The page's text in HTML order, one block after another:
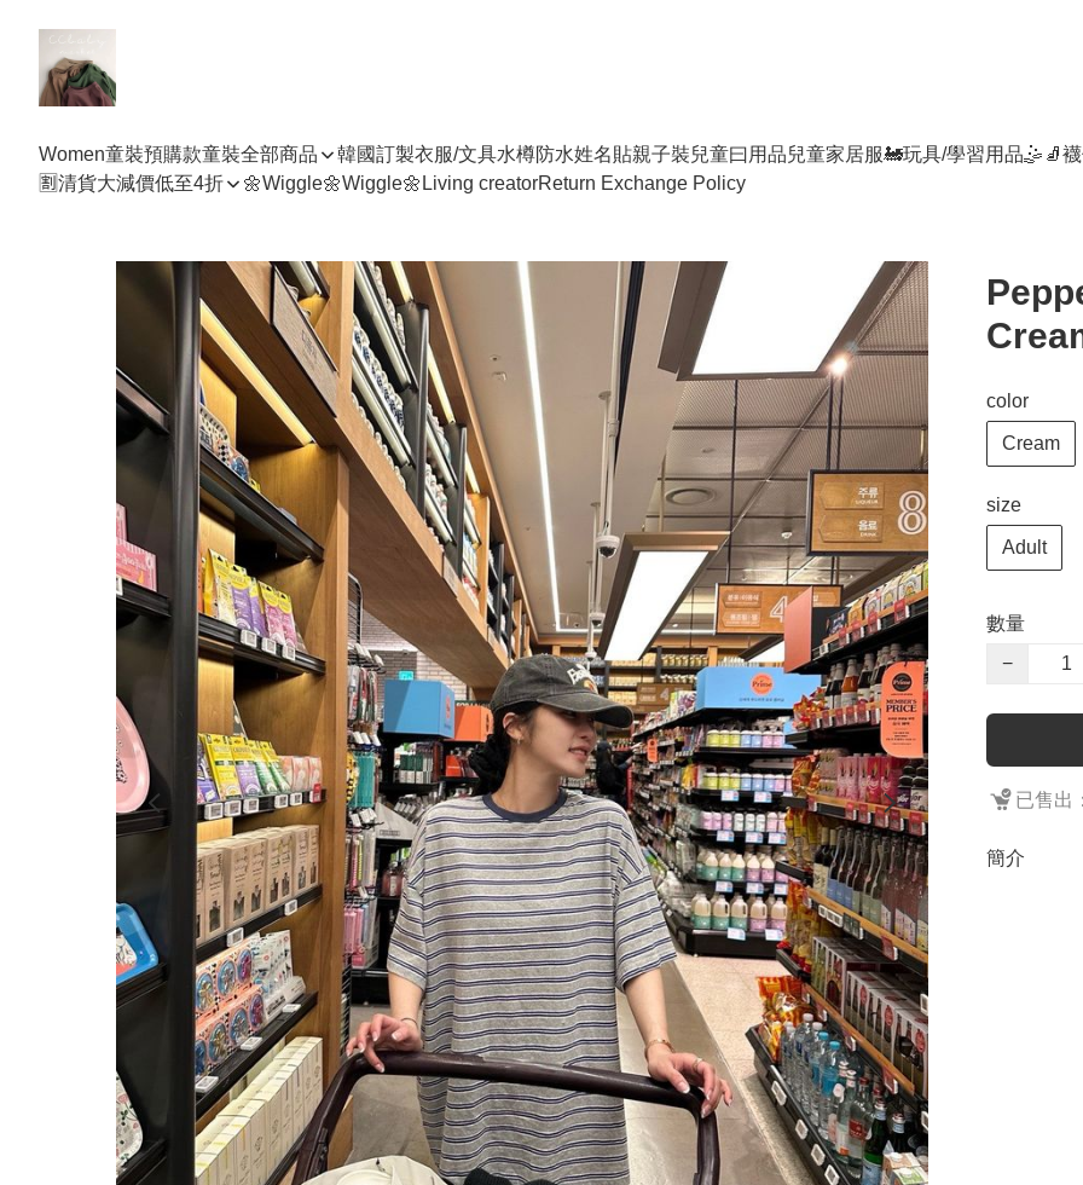
Women童裝預購款童裝全部商品 韓國訂製衣服/文具水樽防水姓名貼親子裝兒童曰用品兒童家居服🚂玩具/學習用品🤹 🧦
🈹清貨大減價低至4折
🌼Wiggle🌼Wiggle🌼 Living creatorReturn Exchange Policy
color
Cream
size
Adult
數量
−
已售出
簡介